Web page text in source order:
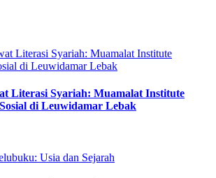
Literasi Syariah: Muamalat Institute
di Leuwidamar Lebak